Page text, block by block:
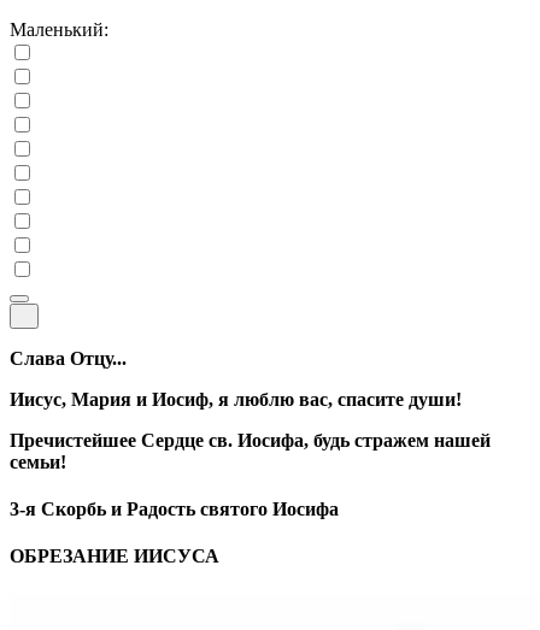
Маленький:
Слава Отцу...
Иисус, Мария и Иосиф, я люблю вас, спасите души!
Пречистейшее Сердце св. Иосифа, будь стражем нашей
семьи!
3-я Скорбь и Радость святого Иосифа
ОБРЕЗАНИЕ ИИСУСА